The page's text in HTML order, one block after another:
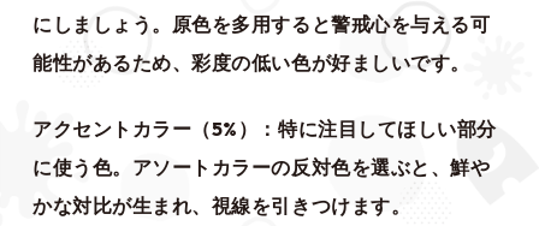
にしましょう。原色を多用すると警戒心を与える可
能性があるため、彩度の低い色が好ましいです。
アクセントカラー（5%）：特に注目してほしい部分
に使う色。アソートカラーの反対色を選ぶと、鮮や
かな対比が生まれ、視線を引きつけます。